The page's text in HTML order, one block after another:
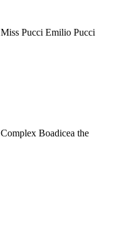
Miss Pucci Emilio Pucci
Complex Boadicea the